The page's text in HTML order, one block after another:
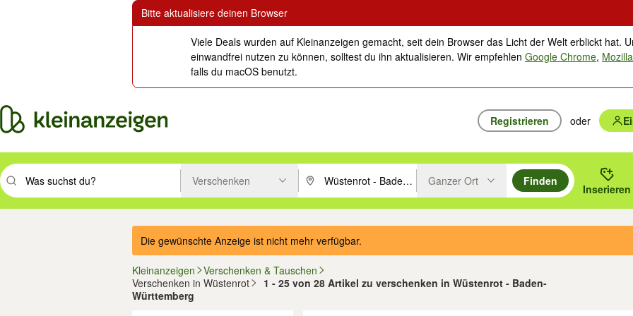
Bitte aktualisiere deinen Browser
Viele Deals wurden auf Kleinanzeigen gemacht, seit dein Browser das Licht der Welt erblickt hat.
einwandfrei nutzen zu können, solltest du ihn aktualisieren. Wir empfehlenGoogle Chrome,
falls du macOS benutzt.
Registrieren oder
Suchbegriff eingeben. Eingabetaste drücken um zu suchen, oder Vorschläge mit den Pfeiltasten nach oben/unten durchsuchen und mit
Verschenken PLZ oder Ort eingeben. Eingabetaste drücken um zu suchen, oder
Ganzer Ort
Finden
Inserieren
Die gewünschte Anzeige ist nicht mehr verfügbar.
Kleinanzeigen
Verschenken & Tauschen
Verschenken in Wüstenrot
1 - 25 von 28 Artikel zu verschenken in Wüstenrot - Baden-
Württemberg